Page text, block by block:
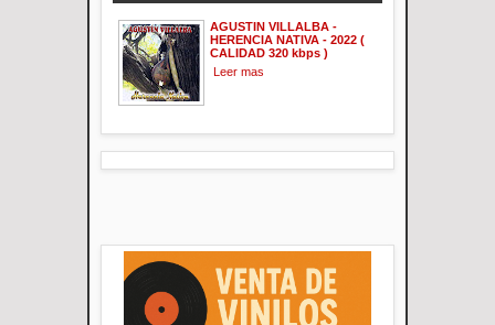
AGUSTIN VILLALBA -
HERENCIA NATIVA - 2022 (
CALIDAD 320 kbps )
Leer mas